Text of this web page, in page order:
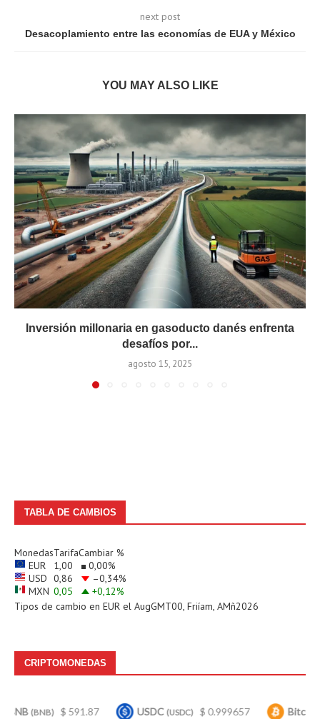
next post
Desacoplamiento entre las economías de EUA y México
YOU MAY ALSO LIKE
Inversión millonaria en gasoducto danés enfrenta
desafíos por...
agosto 15, 2025
TABLA DE CAMBIOS
MonedasTarifaCambiar %
EUR
1,00 0,00%
USD 0,86 –0,34%
MXN 0,05 +0,12%
Tipos de cambio en EUR el AugGMT00, Friíam, AMñ2026
CRIPTOMONEDAS
$ 591.87 USDC(USDC) $ 0.999657 Bitcoin(BTC) $